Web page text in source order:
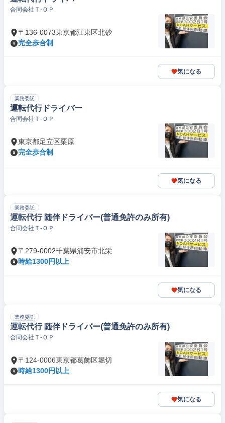
合同会社Ｔ‐ＯＰ
〒136-0073東京都江東区北砂
完全歩合制
気になる
業務委託
運転代行ドライバー
合同会社Ｔ‐ＯＰ
東京都足立区栗原
完全歩合制
気になる
業務委託
運転代行 随伴ドライバー(普通免許のみ所有)
合同会社Ｔ‐ＯＰ
〒279-0002千葉県浦安市北栄
時給1300円以上
気になる
業務委託
運転代行 随伴ドライバー(普通免許のみ所有)
合同会社Ｔ‐ＯＰ
〒124-0006東京都葛飾区堀切
時給1300円以上
気になる